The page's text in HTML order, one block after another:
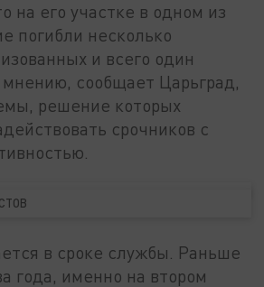
на его участке в одном из
погибли несколько
и всего один
мнению, сообщает Царьград,
решение которых
срочников с
в сроке службы. Раньше
года, именно на втором